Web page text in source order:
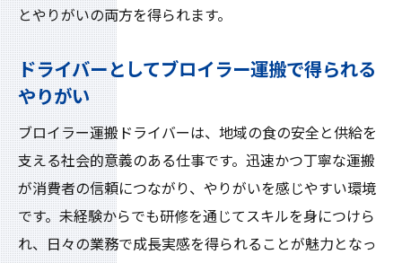
とやりがいの両方を得られます。
ドライバーとしてブロイラー運搬で得られる
やりがい
ブロイラー運搬ドライバーは、地域の食の安全と供給を
支える社会的意義のある仕事です。迅速かつ丁寧な運搬
が消費者の信頼につながり、やりがいを感じやすい環境
です。未経験からでも研修を通じてスキルを身につけら
れ、日々の業務で成長実感を得られることが魅力となっ